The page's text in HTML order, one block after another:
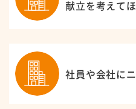
献立を考えて
社員や会社に